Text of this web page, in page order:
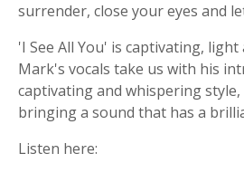
surrender, close your eyes and
'I See All You' is captivating,
Mark's vocals take us with his
captivating and whispering
bringing a sound that has a
Listen here: